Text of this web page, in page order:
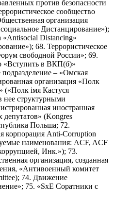
против безопасности
сообщество
организация
Дистанцирование»);
Distancing»
68. Террористическое
свободной России»; 69.
«Вступить в ВКП(б)»
– «Омская
организация «Полк
(«Полк iмя Кастуся
нее структурными
иностранная
депутатов» (Kongres
Польша; 72.
корпорация Anti-Corruption
наименования: ACF, ACF
Инк.»); 73.
организация, созданная
«Антивоенный комитет
74. Движение
75. «SxE Соратники с